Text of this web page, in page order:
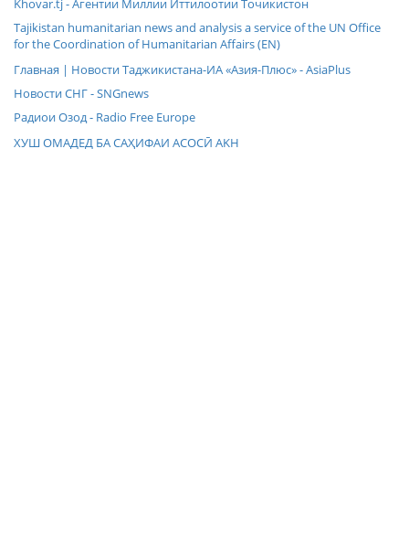
Khovar.tj - Агентии Миллии Иттилоотии Точикистон
Tajikistan humanitarian news and analysis a service of the UN Office
for the Coordination of Humanitarian Affairs (EN)
Главная | Новости Таджикистана-ИА «Азия-Плюс» - AsiaPlus
Новости СНГ - SNGnews
Радиои Озод - Radio Free Europe
ХУШ ОМАДЕД БА САҲИФАИ АСОСӢ AKH